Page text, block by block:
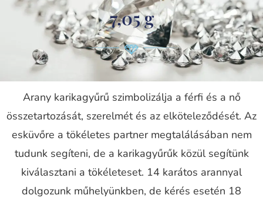
7,05 g
Arany karikagyűrű szimbolizálja a férfi és a nő
összetartozását, szerelmét és az elköteleződését. Az
esküvőre a tökéletes partner megtalálásában nem
tudunk segíteni, de a karikagyűrűk közül segítünk
kiválasztani a tökéleteset. 14 karátos arannyal
dolgozunk műhelyünkben, de kérés esetén 18